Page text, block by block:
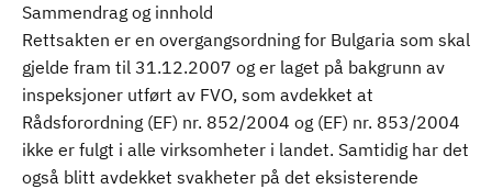
Sammendrag og innhold
Rettsakten er en overgangsordning for Bulgaria som skal
gjelde fram til 31.12.2007 og er laget på bakgrunn av
inspeksjoner utført av FVO, som avdekket at
Rådsforordning (EF) nr. 852/2004 og (EF) nr. 853/2004
ikke er fulgt i alle virksomheter i landet. Samtidig har det
også blitt avdekket svakheter på det eksisterende